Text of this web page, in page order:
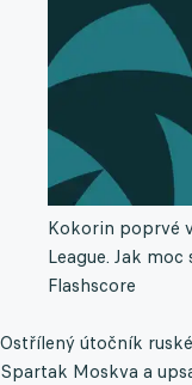
Kokorin poprvé
League. Jak moc
Flashscore
Ostřílený útočník
Spartak Moskva a